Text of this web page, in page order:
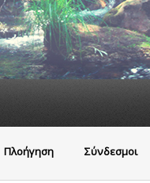
Πλοήγηση Σύνδεσμοι